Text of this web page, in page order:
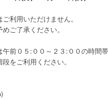
利用いただけません。
ご了承ください。
前０５:００～２３:００の時間
をご利用ください。